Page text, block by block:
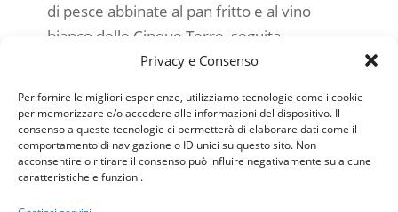
Privacy e Consenso
Per fornire le migliori esperienze, utilizziamo tecnologie come i cookie
per memorizzare e/o accedere alle informazioni del dispositivo. Il
consenso a queste tecnologie ci permetterà di elaborare dati come il
comportamento di navigazione o ID unici su questo sito. Non
acconsentire o ritirare il consenso può influire negativamente su alcune
caratteristiche e funzioni.
di pesce abbinate al pan fritto e al vino
bianco delle Cinque Terre, seguita,
, dallaSagra dell’acciuga
acciughe sotto sale di Monterosso.
ACorniglia , aluglio, si svolge ilFestival